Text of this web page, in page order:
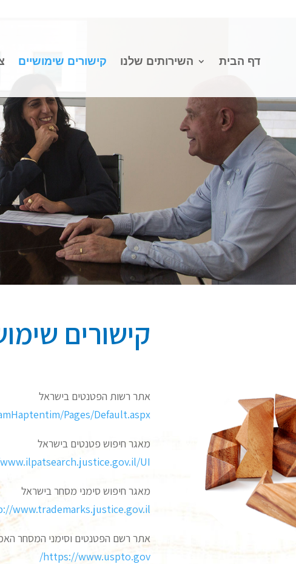
דף הבית השירותים שלנו קישורים שימושיים
קישורים
אתר רשות הפטנטים בישראל
Pages/Default.aspx
מאגר חיפוש פטנטים בישראל
UI/
מאגר חיפוש סימני מסחר בישראל
www.trademarks.justice.gov.il/
אתר רשם הפטנטים וסימני המסחר
https://www.uspto.gov/